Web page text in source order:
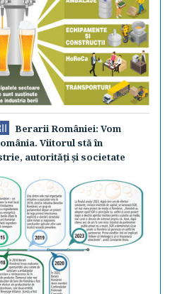
Berarii României: Vom
Viitorul stă în
autorităţi şi societate